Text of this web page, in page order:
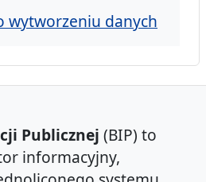
wytworzeniu danych
Publicznej (BIP) to
informacyjny,